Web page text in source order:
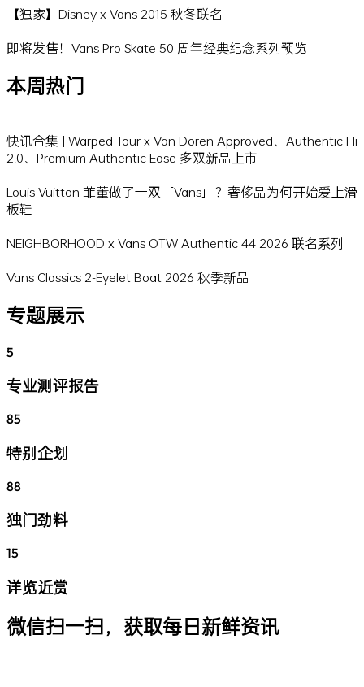
【独家】Disney x Vans 2015 秋冬联名
即将发售！Vans Pro Skate 50 周年经典纪念系列预览
本周热门
快讯合集 | Warped Tour x Van Doren Approved、Authentic Hi
2.0、Premium Authentic Ease 多双新品上市
Louis Vuitton 菲董做了一双「Vans」？奢侈品为何开始爱上滑
板鞋
NEIGHBORHOOD x Vans OTW Authentic 44 2026 联名系列
Vans Classics 2-Eyelet Boat 2026 秋季新品
专题展示
5
专业测评报告
85
特别企划
88
独门劲料
15
详览近赏
微信扫一扫，获取每日新鲜资讯